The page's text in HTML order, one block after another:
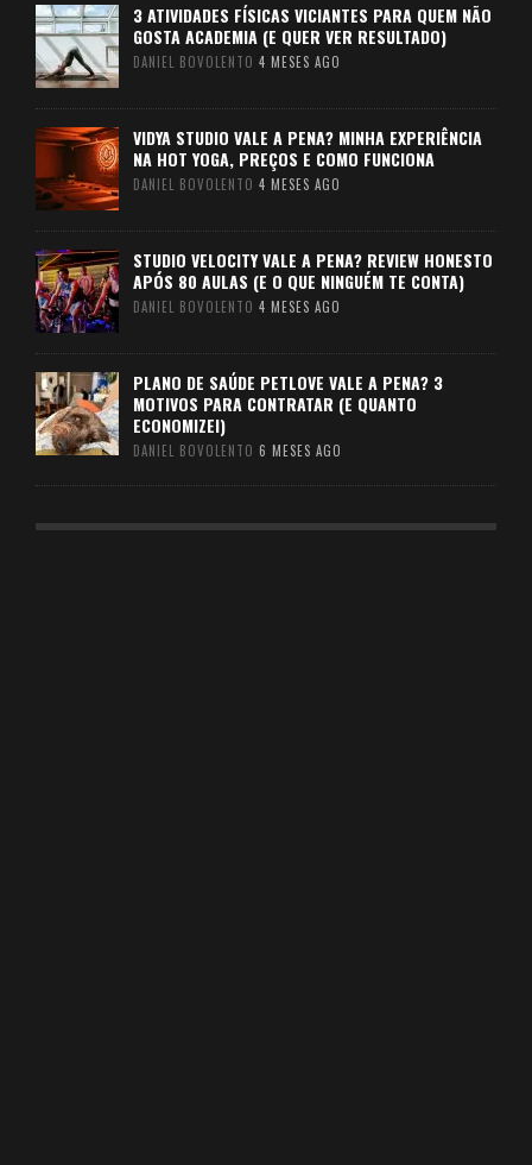
3 ATIVIDADES FÍSICAS VICIANTES PARA QUEM NÃO
GOSTA ACADEMIA (E QUER VER RESULTADO)
DANIEL BOVOLENTO 4 MESES AGO
VIDYA STUDIO VALE A PENA? MINHA EXPERIÊNCIA
NA HOT YOGA, PREÇOS E COMO FUNCIONA
DANIEL BOVOLENTO 4 MESES AGO
STUDIO VELOCITY VALE A PENA? REVIEW HONESTO
APÓS 80 AULAS (E O QUE NINGUÉM TE CONTA)
DANIEL BOVOLENTO 4 MESES AGO
PLANO DE SAÚDE PETLOVE VALE A PENA? 3
MOTIVOS PARA CONTRATAR (E QUANTO
ECONOMIZEI)
DANIEL BOVOLENTO 6 MESES AGO